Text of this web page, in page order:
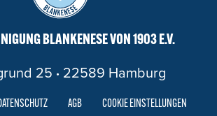
BLANKENESE VON 1903 E.V.
25 · 22589 Hamburg
AGB COOKIE EINSTELLUNGEN